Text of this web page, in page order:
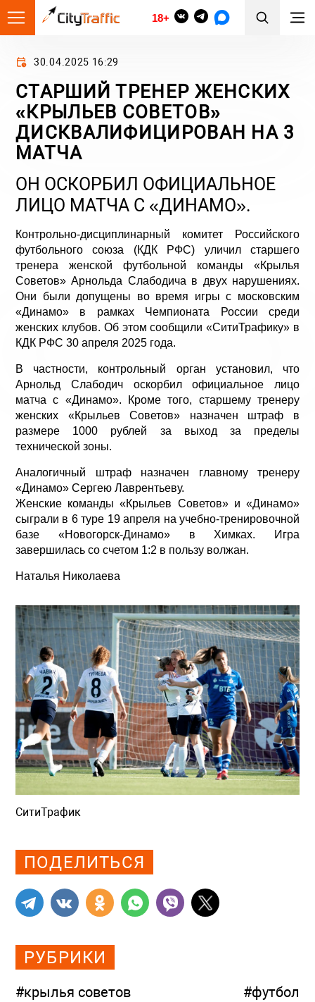
18+
30.04.2025 16:29
СТАРШИЙ ТРЕНЕР ЖЕНСКИХ
«КРЫЛЬЕВ СОВЕТОВ»
ДИСКВАЛИФИЦИРОВАН НА 3
МАТЧА
ОН ОСКОРБИЛ ОФИЦИАЛЬНОЕ
ЛИЦО МАТЧА С «ДИНАМО».
Контрольно-дисциплинарный комитет Российского
футбольного союза (КДК РФС) уличил старшего
тренера женской футбольной команды «Крылья
Советов» Арнольда Слабодича в двух нарушениях.
Они были допущены во время игры с московским
«Динамо» в рамках Чемпионата России среди
женских клубов. Об этом сообщили «СитиТрафику» в
КДК РФС 30 апреля 2025 года.
В частности, контрольный орган установил, что
Арнольд Слабодич оскорбил официальное лицо
матча с «Динамо». Кроме того, старшему тренеру
женских «Крыльев Советов» назначен штраф в
размере 1000 рублей за выход за пределы
технической зоны.
Аналогичный штраф назначен главному тренеру
«Динамо» Сергею Лаврентьеву.
Женские команды «Крыльев Советов» и «Динамо»
сыграли в 6 туре 19 апреля на учебно-тренировочной
базе «Новогорск-Динамо» в Химках. Игра
завершилась со счетом 1:2 в пользу волжан.
Наталья Николаева
СитиТрафик
ПОДЕЛИТЬСЯ
РУБРИКИ
#крылья советов #футбол